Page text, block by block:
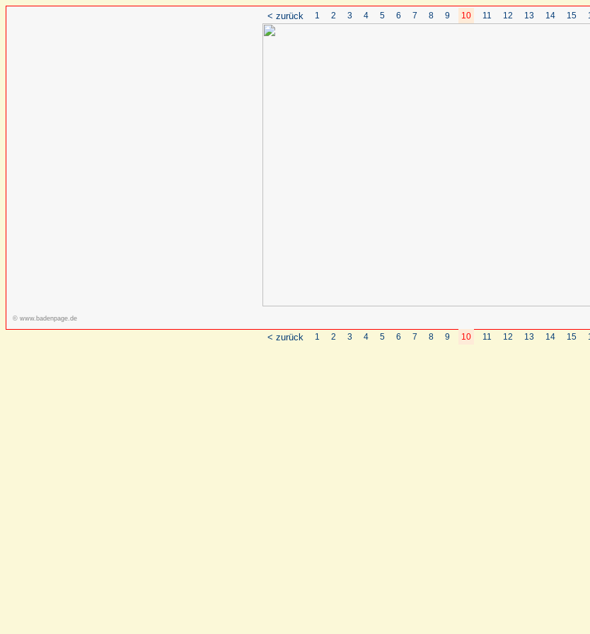
< zurück 1 2 3 4 5 6 7 8 9 10 11 12 13 14 15
© www.badenpage.de
< zurück 1 2 3 4 5 6 7 8 9 10 11 12 13 14 15